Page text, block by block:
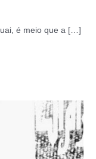
é meio que a […]